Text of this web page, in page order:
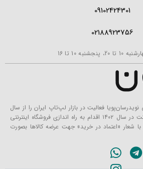
09102424301
02188923756
10 تا 16
فعالیت در بازار لپ‌تاپ ایران را از سال
۱۳۹۰ آغاز کرده است. این شرکت در سال ۱۴۰۲ اقدام به راه اندازی فروشگاه اینترنتی
شعار «اعتماد در خرید» جهت عرضه کالاها بصورت